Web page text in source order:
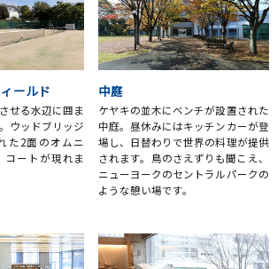
ールド
せる水辺に囲ま
ウッドブリッジ
た2面のオムニ
コートが現れま
中庭
ケヤキの並木にベンチが設置された
中庭。昼休みにはキッチンカーが登
場し、日替わりで世界の料理が提供
されます。鳥のさえずりも聞こえ、
ニューヨークのセントラルパークの
ような憩い場です。